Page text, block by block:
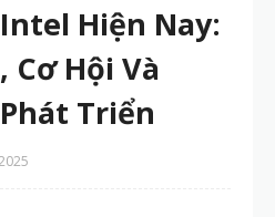
Hiện Nay:
Cơ Hội Và
Triển